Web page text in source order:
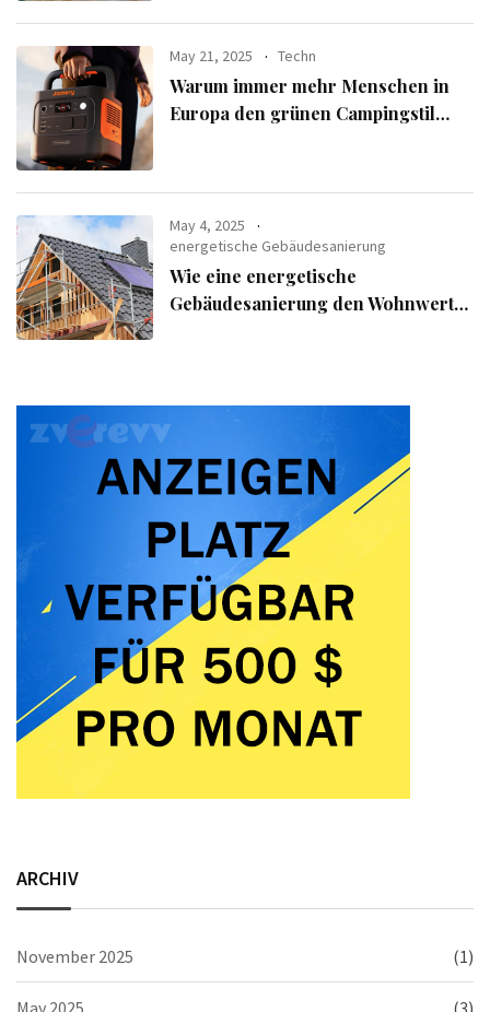
May 21, 2025 Techn
Warum immer mehr Menschen in
Europa den grünen Campingstil
May 4, 2025
energetische Gebäudesanierung
Wie eine energetische
Gebäudesanierung den Wohnwert
ARCHIV
November 2025 (1)
May 2025 (3)